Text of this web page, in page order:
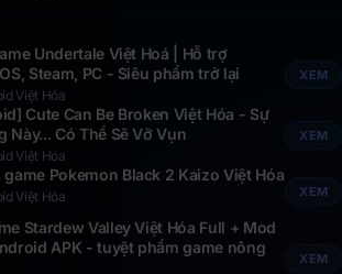
Undertale Việt Hoá | Hỗ trợ
Steam, PC - Siêu phẩm trở lại
Việt Hóa
XEM
Cute Can Be Broken Việt Hóa - Sự
Này... Có Thể Sẽ Vỡ Vụn
Việt Hóa
XEM
game Pokemon Black 2 Kaizo Việt Hóa
Việt Hóa XEM
Stardew Valley Việt Hóa Full + Mod
APK - tuyệt phẩm game nông
XEM